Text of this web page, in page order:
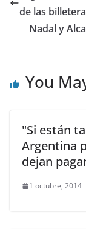
de las
Nadal y
You
"Si están
Argentina
dejan
1 octubre, 2014